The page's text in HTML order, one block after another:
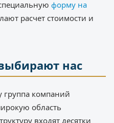
форму на
расчет стоимости и
нас
группа компаний
область
входят десятки